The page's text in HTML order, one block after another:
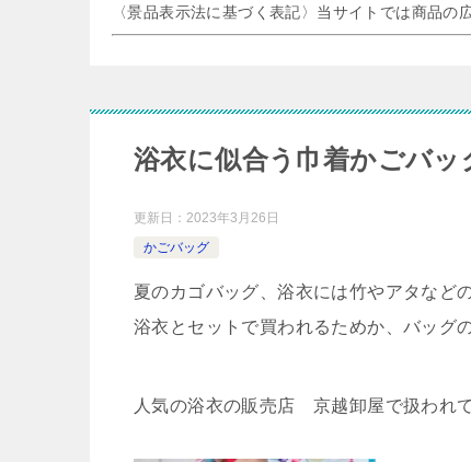
〈景品表示法に基づく表記〉当サイトでは商品の
浴衣に似合う巾着かごバッ
更新日： 2023年3月26日
かごバッグ
夏のカゴバッグ、浴衣には竹やアタなど
浴衣とセットで買われるためか、バッグ
人気の浴衣の販売店 京越卸屋で扱われ